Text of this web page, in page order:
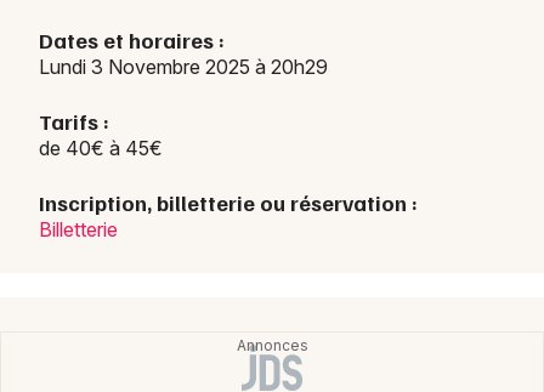
Dates et horaires :
Lundi 3 Novembre 2025 à 20h29
Tarifs :
de 40€ à 45€
Inscription, billetterie ou réservation :
Billetterie